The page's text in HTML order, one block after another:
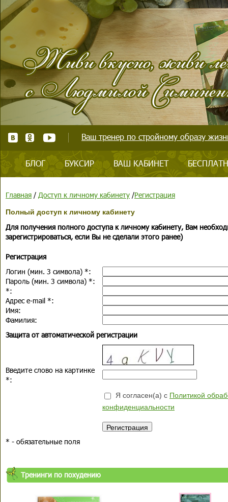
Ваш тренер по стройному образу
БЛОГ БУКСИР ВАШ КАБИНЕТ
Главная / Доступ к личному кабинету /Регистрация
Полный доступ к личному кабинету
Для получения полного доступа к личному кабинету, Вам
зарегистрироваться, если Вы не сделали этого ранее)
Регистрация
Логин (мин. 3 символа) *:
Пароль (мин. 3 символа) *:
*:
Адрес e-mail *:
Имя:
Фамилия:
Защита от автоматической регистрации
Введите слово на картинке
*:
Я согласен(а) с Политикой
конфиденциальности
* - обязательные поля
Тренинги по похудению